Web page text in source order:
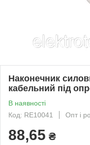
Наконечник
кабельний під
В наявності
Код: RE10041
Опт і
88,65 ₴